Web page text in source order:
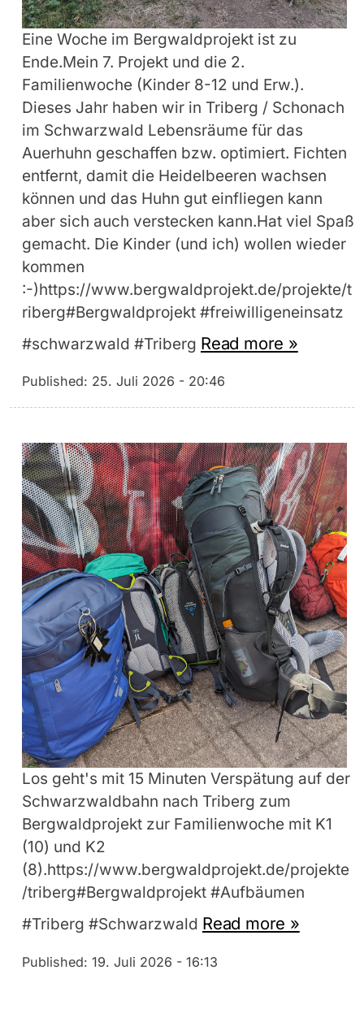
Eine Woche im Bergwaldprojekt ist zu
Ende.Mein 7. Projekt und die 2.
Familienwoche (Kinder 8-12 und Erw.).
Dieses Jahr haben wir in Triberg / Schonach
im Schwarzwald Lebensräume für das
Auerhuhn geschaffen bzw. optimiert. Fichten
entfernt, damit die Heidelbeeren wachsen
können und das Huhn gut einfliegen kann
aber sich auch verstecken kann.Hat viel Spaß
gemacht. Die Kinder (und ich) wollen wieder
kommen
:-)https://www.bergwaldprojekt.de/projekte/t
riberg#Bergwaldprojekt #freiwilligeneinsatz
#schwarzwald #Triberg Read more »
Published: 25. Juli 2026 - 20:46
Los geht's mit 15 Minuten Verspätung auf der
Schwarzwaldbahn nach Triberg zum
Bergwaldprojekt zur Familienwoche mit K1
(10) und K2
(8).https://www.bergwaldprojekt.de/projekte
/triberg#Bergwaldprojekt #Aufbäumen
#Triberg #Schwarzwald Read more »
Published: 19. Juli 2026 - 16:13